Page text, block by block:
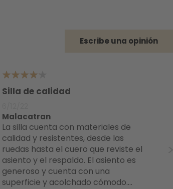
Escribe una opinión
4Silla de calidad
Malacatran
La silla cuenta con materiales de
calidad y resistentes, desde las
ruedas hasta el cuero que reviste el
asiento y el respaldo. El asiento es
generoso y cuenta con una
superficie y acolchado cómodo....